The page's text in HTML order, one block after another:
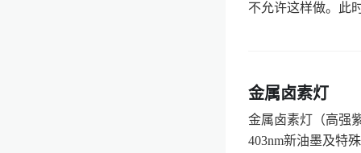
不允许这样做。此
金属卤素灯
金属卤素灯（高强
403nm新油墨及特